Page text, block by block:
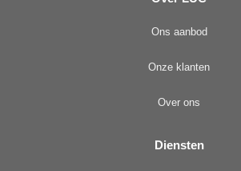
Ons aanbod
Onze klanten
Over ons
Diensten